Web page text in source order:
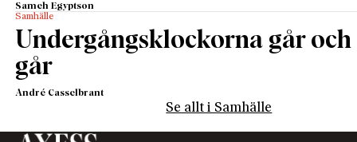
Sameh Egyptson
Samhälle
Undergångsklockorna går och
går
André Casselbrant
Se allt i Samhälle